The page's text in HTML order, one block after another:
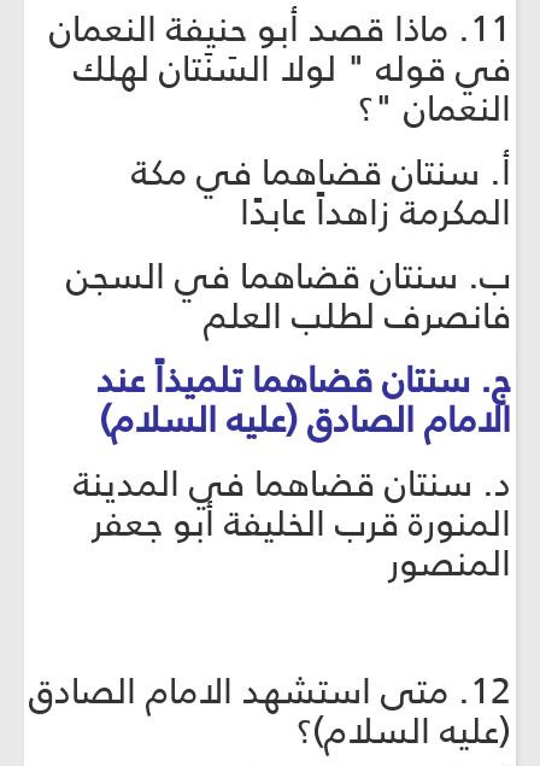
11. ماذا قصد أبو حنيفة النعمان
في قوله " لولا السَنَتان لهلك
النعمان "؟
أ. سنتان قضاهما في مكة
المكرمة زاهداً عابدًا
ب. سنتان قضاهما في السجن
فانصرف لطلب العلم
ج. سنتان قضاهما تلميذاً عند
الامام الصادق (عليه السلام)
د. سنتان قضاهما في المدينة
المنورة قرب الخليفة أبو جعفر
المنصور
12. متى استشهد الامام الصادق
(عليه السلام)؟